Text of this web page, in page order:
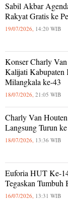
Sabil Akbar
Rakyat Gratis ke
19/07/2026, 14:20 WIB
Konser Charly
Kalijati Kabupaten
Milangkala ke-43
18/07/2026, 21:05 WIB
Charly Van
Langsung Turun
18/07/2026, 13:36 WIB
Euforia HUT Ke-
Tegaskan Tumbuh
16/07/2026, 13:31 WIB